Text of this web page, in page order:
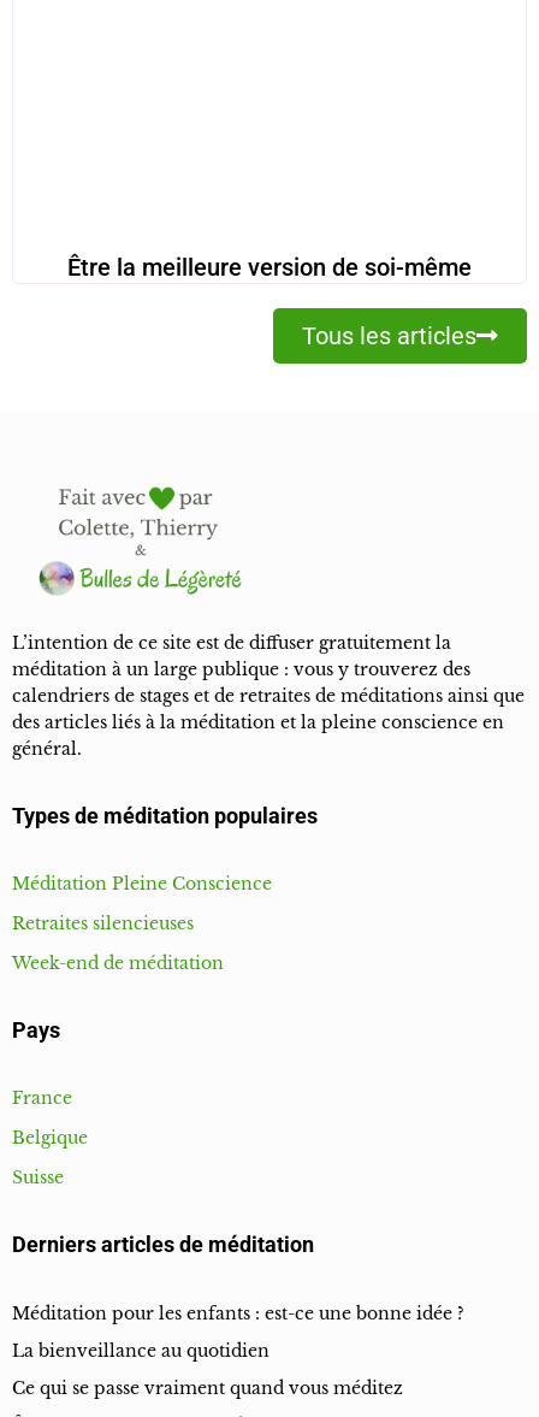
Être la meilleure version de soi-même
Tous les articles
L’intention de ce site est de diffuser gratuitement la
méditation à un large publique : vous y trouverez des
calendriers de stages et de retraites de méditations ainsi que
des articles liés à la méditation et la pleine conscience en
général.
Types de méditation populaires
Méditation Pleine Conscience
Retraites silencieuses
Week-end de méditation
Pays
France
Belgique
Suisse
Derniers articles de méditation
Méditation pour les enfants : est-ce une bonne idée ?
La bienveillance au quotidien
Ce qui se passe vraiment quand vous méditez